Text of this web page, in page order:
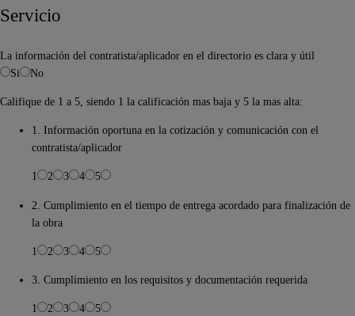
Servicio
La información del contratista/aplicador en el directorio es clara y útil
Si
No
Califique de 1 a 5, siendo 1 la calificación mas baja y 5 la mas alta:
1. Información oportuna en la cotización y comunicación con el
contratista/aplicador
1 2 3 4 5
2. Cumplimiento en el tiempo de entrega acordado para finalización de
la obra
1 2 3 4 5
3. Cumplimiento en los requisitos y documentación requerida
1 2 3 4 5